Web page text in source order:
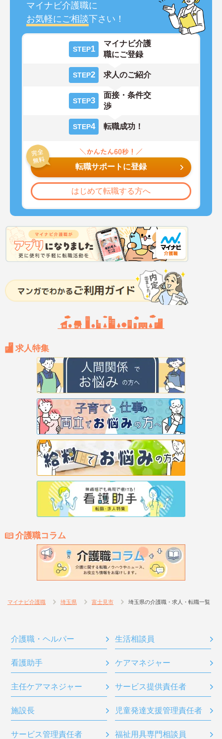
マイナビ介護職に
お気軽にご相談下さい！
STEP1
マイナビ介護
職にご登録
STEP2 求人のご紹介
STEP3
面接・条件交
渉
STEP4 転職成功！
転職サポートに登録
はじめて転職する方へ
求人特集
介護職コラム
マイナビ介護職 埼玉県 富士見市 埼玉県の介護職・求人・転職一覧
介護職・ヘルパー 生活相談員
看護助手 ケアマネジャー
主任ケアマネジャー サービス提供責任者
施設長 児童発達支援管理責任者
サービス管理責任者 福祉用具専門相談員